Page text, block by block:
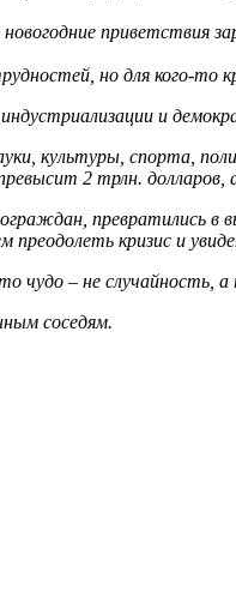
приветствия
но для кого-то
и
культуры, спорта,
2 трлн. долларов,
превратились в
кризис и
чудо – не случайность,
соседям.